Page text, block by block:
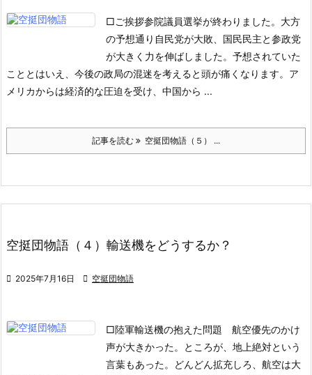
□ご挨拶参院議員選挙が終わりました。大方
の予想通り自民党が大敗、国民民主と参政党
が大きく力を伸ばしました。予想されていた
こととはいえ、今後の政局の混迷を考えると頭が痛くなります。ア
メリカからは経済的な圧迫を受け、中国から ...
記事を読む 空挺団物語（５） ...
空挺団物語（４）輸送機をどうするか？
 2025年7月16日  空挺団物語
□陸軍輸送機の抱えた問題 航空優先のかけ
声が大きかった。ところが、地上絶対という
言葉もあった。どんどん拡充しろ、航空は大